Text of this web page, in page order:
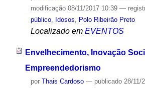
modificação08/11/2017 10:39 —
público, Idosos, Polo Ribeirão Preto
Localizado em EVENTOS
Envelhecimento, Inovação
Empreendedorismo
por Thais Cardoso — publicado28/11/